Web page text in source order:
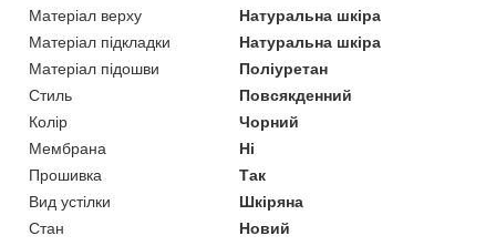
Матеріал верху
Натуральна шкіра
Матеріал підкладки
Натуральна шкіра
Матеріал підошви
Поліуретан
Стиль
Повсякденний
Колір
Чорний
Мембрана
Ні
Прошивка
Так
Вид устілки
Шкіряна
Стан
Новий